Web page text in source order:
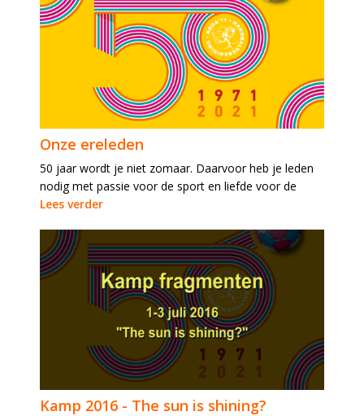
Onze ereleden
50 jaar wordt je niet zomaar. Daarvoor heb je leden
nodig met passie voor de sport en liefde voor de
Lees verder
Kamp 2016 - The sun is shining?